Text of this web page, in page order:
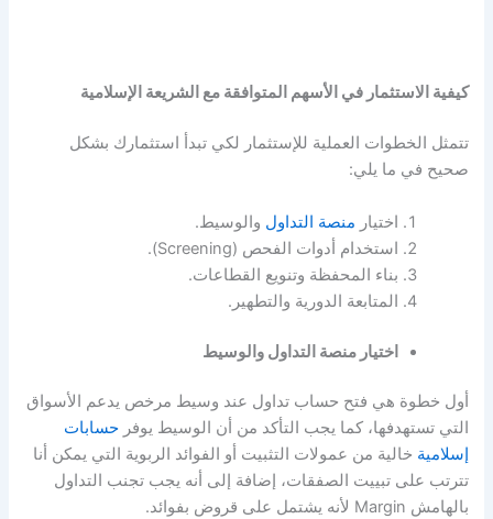
كيفية الاستثمار في الأسهم المتوافقة مع الشريعة الإسلامية
تتمثل الخطوات العملية للإستثمار لكي تبدأ استثمارك بشكل
صحيح في ما يلي:
اختيار منصة التداول والوسيط.
استخدام أدوات الفحص (Screening).
بناء المحفظة وتنويع القطاعات.
المتابعة الدورية والتطهير.
اختيار منصة التداول والوسيط
أول خطوة هي فتح حساب تداول عند وسيط مرخص يدعم الأسواق
التي تستهدفها، كما يجب التأكد من أن الوسيط يوفر حسابات
إسلاميةخالية من عمولات التثبيت أو الفوائد الربوية التي يمكن أنا
تترتب على تبييت الصفقات، إضافة إلى أنه يجب تجنب التداول
بالهامش Margin لأنه يشتمل على قروض بفوائد.